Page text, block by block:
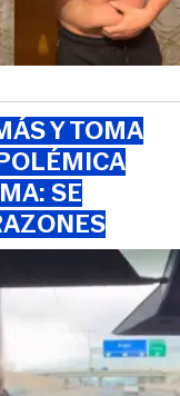
Y TOMA
SE